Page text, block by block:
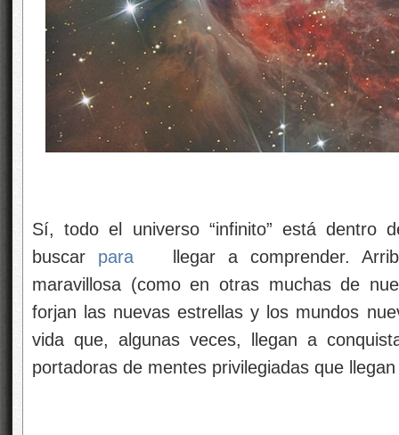
Sí, todo el universo “infinito” está dentro
buscar para
llegar a comprender.
maravillosa (como en otras muchas de
forjan las nuevas estrellas y los mundos
vida que, algunas veces, llegan a
portadoras de mentes privilegiadas que